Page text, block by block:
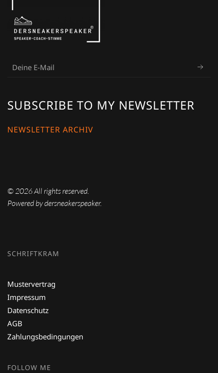
SUBSCRIBE TO MY NEWSLETTER
NEWSLETTER ARCHIV
© 2026All rights reserved.
Powered by dersneakerspeaker.
SCHRIFTKRAM
Mustervertrag
Impressum
Datenschutz
AGB
Zahlungsbedingungen
FOLLOW ME